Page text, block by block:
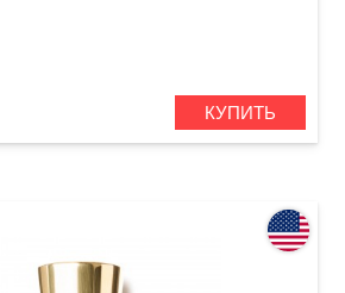
КУПИТЬ